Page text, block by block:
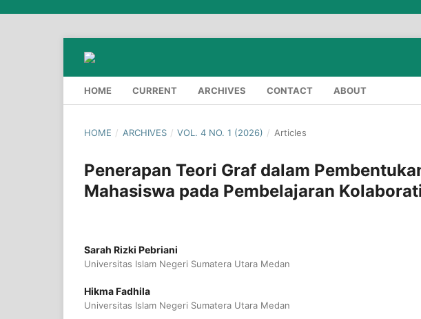
HOME CURRENT ARCHIVES CONTACT ABOUT
HOME / ARCHIVES / VOL. 4 NO. 1 (2026) / Articles
Penerapan Teori Graf dalam
Mahasiswa pada Pembelajaran
Sarah Rizki Pebriani
Universitas Islam Negeri Sumatera Utara Medan
Hikma Fadhila
Universitas Islam Negeri Sumatera Utara Medan